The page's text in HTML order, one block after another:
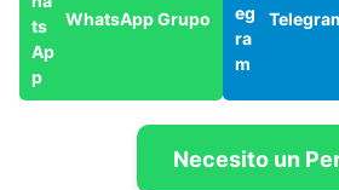
WhatsApp Grupo
Necesito un